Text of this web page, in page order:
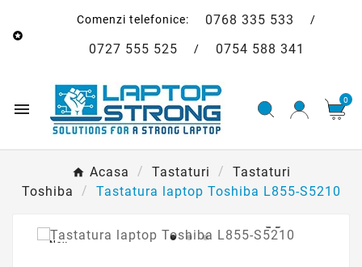

Comenzi telefonice: 0768 335 533
0727 555 525 / 0754 588 341
 0
Acasa Tastaturi
Tastaturi
Toshiba
Tastatura laptop Toshiba L855-S5210
Nou